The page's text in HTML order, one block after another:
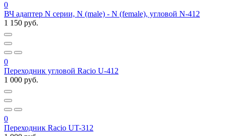
0
ВЧ адаптер N серии, N (male) - N (female), угловой N-412
1 150 руб.
0
Переходник угловой Racio U-412
1 000 руб.
0
Переходник Racio UT-312